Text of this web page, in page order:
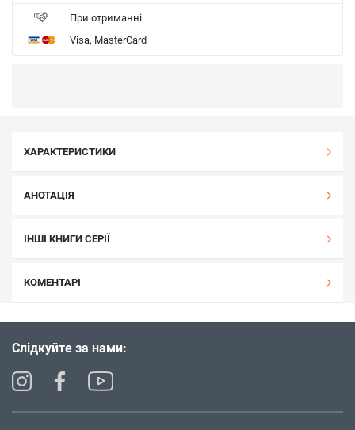
При отриманні
Visa, MasterCard
ХАРАКТЕРИСТИКИ
АНОТАЦІЯ
ІНШІ КНИГИ СЕРІЇ
КОМЕНТАРІ
Слідкуйте за нами: